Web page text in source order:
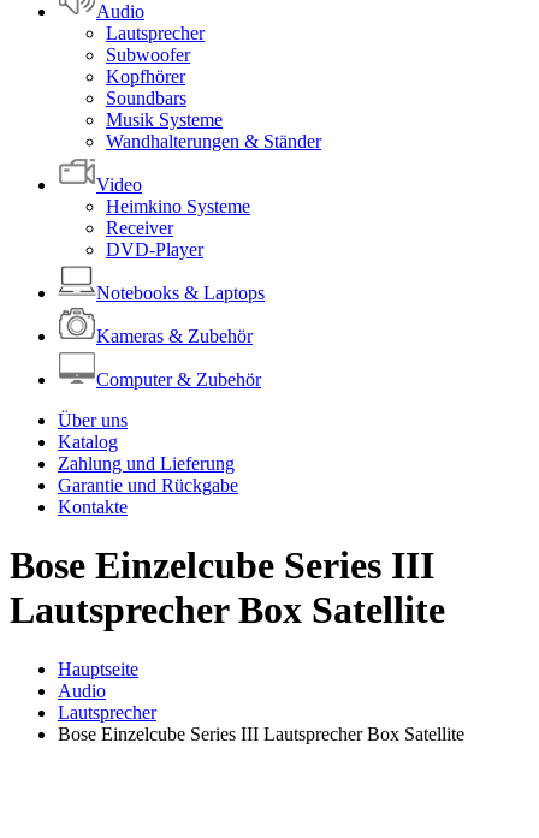
Audio
Lautsprecher
Subwoofer
Kopfhörer
Soundbars
Musik Systeme
Wandhalterungen & Ständer
Video
Heimkino Systeme
Receiver
DVD-Player
Notebooks & Laptops
Kameras & Zubehör
Computer & Zubehör
Über uns
Katalog
Zahlung und Lieferung
Garantie und Rückgabe
Kontakte
Bose Einzelcube Series III
Lautsprecher Box Satellite
Hauptseite
Audio
Lautsprecher
Bose Einzelcube Series III Lautsprecher Box Satellite